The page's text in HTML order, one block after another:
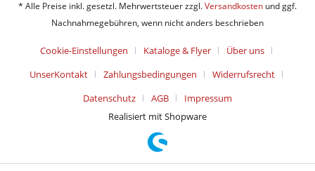
* Alle Preise inkl. gesetzl. Mehrwertsteuer zzgl.Versandkosten und ggf.
Nachnahmegebühren, wenn nicht anders beschrieben
Cookie-Einstellungen Kataloge & Flyer
Über uns
UnserKontakt
Zahlungsbedingungen
Widerrufsrecht
Datenschutz
AGB
Impressum
Realisiert mit Shopware